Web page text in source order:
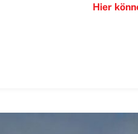
Hier